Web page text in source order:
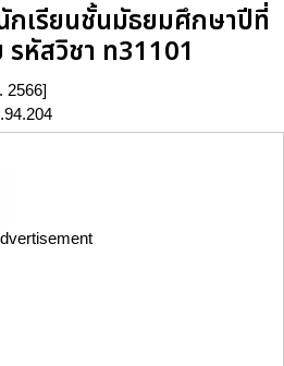
กเรียนชั้นมัธยมศึกษาปีที่
รหัสวิชา ท31101
2566]